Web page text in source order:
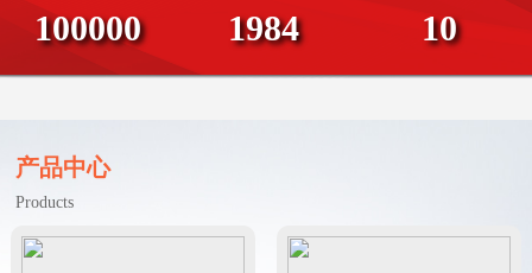
100000 1984 10
产品中心
Products